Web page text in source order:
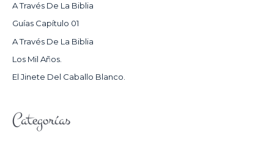
R
:
A Través De La Biblia
Guías Capítulo 01
A Través De La Biblia
Los Mil Años.
El Jinete Del Caballo Blanco.
Categorías